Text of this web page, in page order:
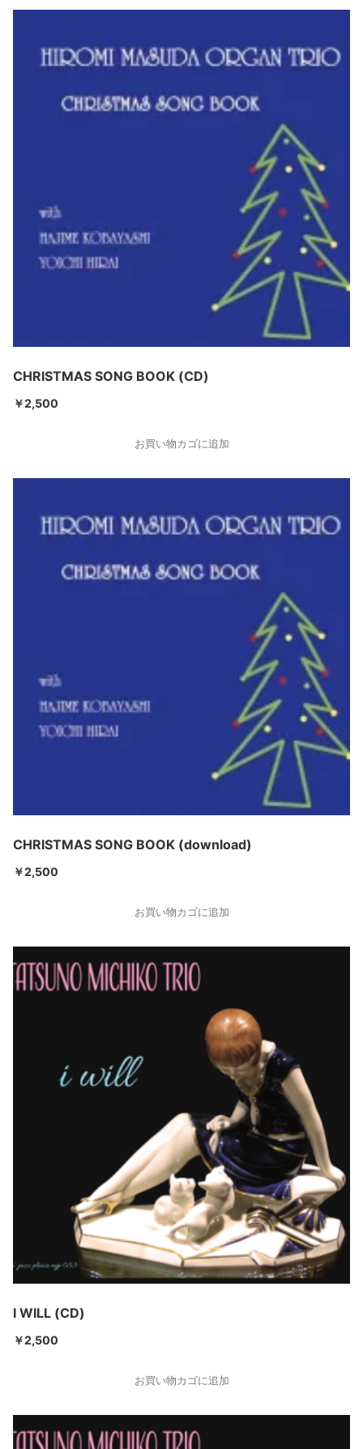
CHRISTMAS SONG BOOK (CD)
￥2,500
お買い物カゴに追加
CHRISTMAS SONG BOOK (download)
￥2,500
お買い物カゴに追加
I WILL (CD)
￥2,500
お買い物カゴに追加